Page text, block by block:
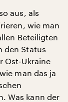
aus, als
wie man
Beteiligten
den Status
Ost-Ukraine
man das ja
Was kann der